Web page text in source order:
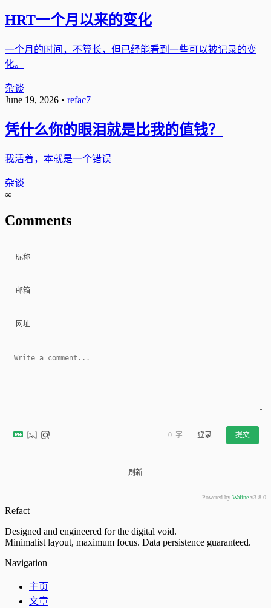
HRT一个月以来的变化
一个月的时间，不算长，但已经能看到一些可以被记录的变
化。
杂谈
June 19, 2026 • refac7
凭什么你的眼泪就是比我的值钱？
我活着，本就是一个错误
杂谈
∞
Comments
昵称
邮箱
网址
0 字 登录 提交
刷新
Powered by Waline v3.8.0
Refact
Designed and engineered for the digital void.
Minimalist layout, maximum focus. Data persistence guaranteed.
Navigation
主页
文章